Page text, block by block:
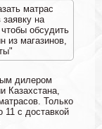
матрас
на
обсудить
из магазинов,
дилером
Казахстана,
Только
с доставкой